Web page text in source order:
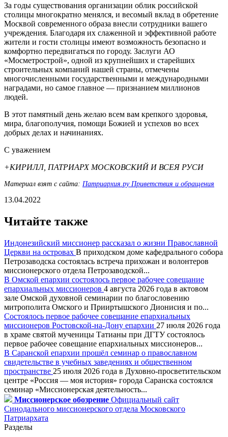
За годы существования организации облик российской
столицы многократно менялся, и весомый вклад в обретение
Москвой современного образа внесли сотрудники вашего
учреждения. Благодаря их слаженной и эффективной работе
жители и гости столицы имеют возможность безопасно и
комфортно передвигаться по городу. Заслуги АО
«Мосметрострой», одной из крупнейших и старейших
строительных компаний нашей страны, отмечены
многочисленными государственными и международными
наградами, но самое главное — признанием миллионов
людей.
В этот памятный день желаю всем вам крепкого здоровья,
мира, благополучия, помощи Божией и успехов во всех
добрых делах и начинаниях.
С уважением
+КИРИЛЛ, ПАТРИАРХ МОСКОВСКИЙ И ВСЕЯ РУСИ
Материал взят с сайта: Патриархия.ру Приветствия и обращения
13.04.2022
Читайте также
Индонезийский миссионер рассказал о жизни Православной
Церкви на островах В приходском доме кафедрального собора
Петрозаводска состоялась встреча прихожан и волонтеров
миссионерского отдела Петрозаводской...
В Омской епархии состоялось первое рабочее совещание
епархиальных миссионеров 4 августа 2026 года в актовом
зале Омской духовной семинарии по благословению
митрополита Омского и Прииртышского Дионисия и по...
Состоялось первое рабочее совещание епархиальных
миссионеров Ростовской-на-Дону епархии 27 июля 2026 года
в храме святой мученицы Татианы при ДГТУ состоялось
первое рабочее совещание епархиальных миссионеров...
В Саранской епархии прошёл семинар о православном
свидетельстве в учебных заведениях и общественном
пространстве 25 июля 2026 года в Духовно-просветительском
центре «Россия — моя история» города Саранска состоялся
семинар «Миссионерская деятельность...
Миссионерское обозрение Официальный сайт
Синодального миссионерского отдела Московского
Патриархата
Разделы